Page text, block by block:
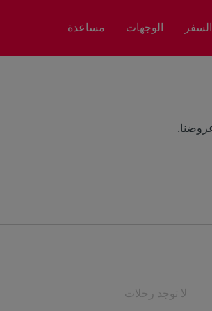
الوجهات مساعدة
لا توجد رحلات